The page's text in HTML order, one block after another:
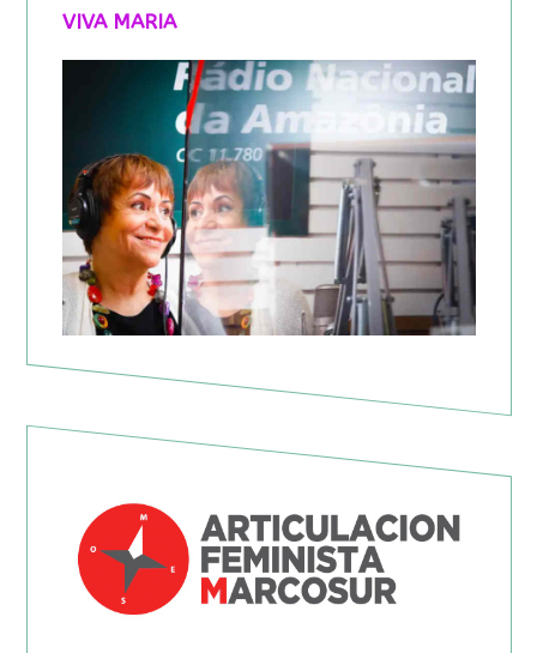
VIVA MARIA